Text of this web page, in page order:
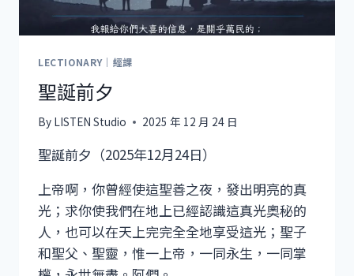
LECTIONARY｜經課
聖誕前夕
By LISTEN Studio 2025 年 12 月 24 日
聖誕前夕（2025年12月24日）
上帝啊，你曾經使這聖善之夜，發出明亮的真
光；求你使我們在地上已經認識這真光奧秘的
人，也可以在天上完完全全地享受這光；聖子
和聖父、聖靈，惟一上帝，一同永生，一同掌